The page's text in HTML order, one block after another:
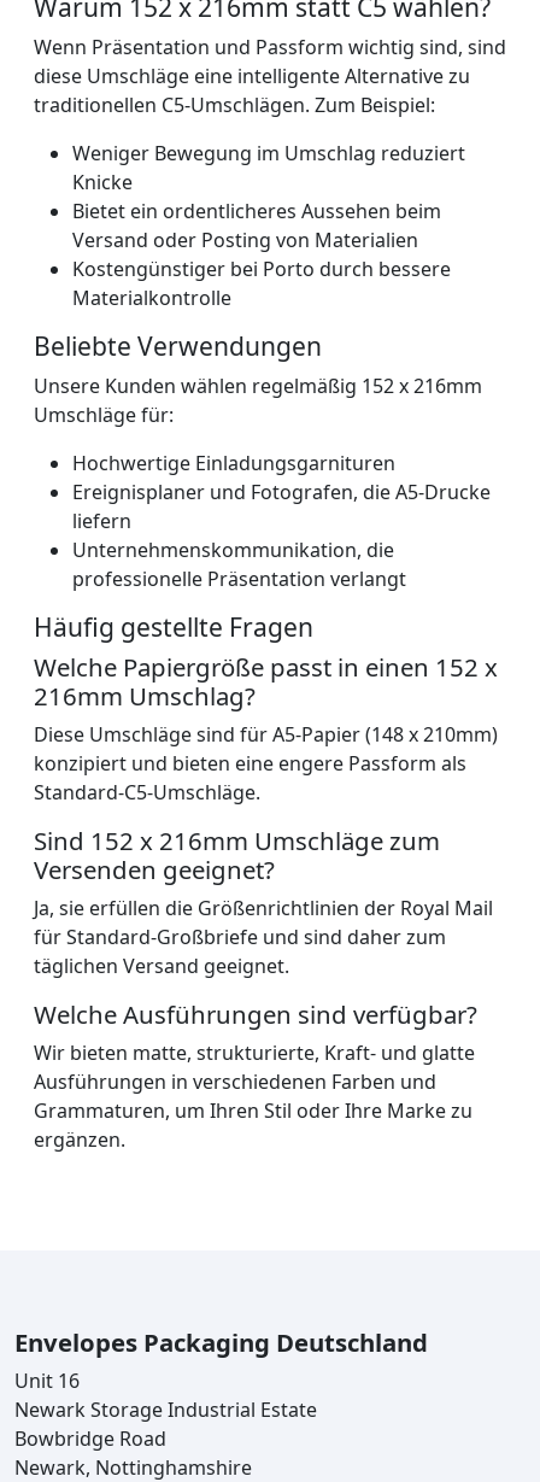
Warum 152 x 216mm statt C5 wählen?
Wenn Präsentation und Passform wichtig sind, sind
diese Umschläge eine intelligente Alternative zu
traditionellen C5-Umschlägen. Zum Beispiel:
Weniger Bewegung im Umschlag reduziert
Knicke
Bietet ein ordentlicheres Aussehen beim
Versand oder Posting von Materialien
Kostengünstiger bei Porto durch bessere
Materialkontrolle
Beliebte Verwendungen
Unsere Kunden wählen regelmäßig 152 x 216mm
Umschläge für:
Hochwertige Einladungsgarnituren
Ereignisplaner und Fotografen, die A5-Drucke
liefern
Unternehmenskommunikation, die
professionelle Präsentation verlangt
Häufig gestellte Fragen
Welche Papiergröße passt in einen 152 x
216mm Umschlag?
Diese Umschläge sind für A5-Papier (148 x 210mm)
konzipiert und bieten eine engere Passform als
Standard-C5-Umschläge.
Sind 152 x 216mm Umschläge zum
Versenden geeignet?
Ja, sie erfüllen die Größenrichtlinien der Royal Mail
für Standard-Großbriefe und sind daher zum
täglichen Versand geeignet.
Welche Ausführungen sind verfügbar?
Wir bieten matte, strukturierte, Kraft- und glatte
Ausführungen in verschiedenen Farben und
Grammaturen, um Ihren Stil oder Ihre Marke zu
ergänzen.
Envelopes Packaging Deutschland
Unit 16
Newark Storage Industrial Estate
Bowbridge Road
Newark, Nottinghamshire